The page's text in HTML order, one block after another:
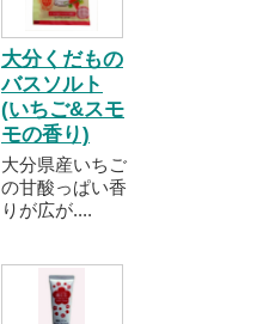
大分くだもの
バスソルト
(いちご&スモ
モの香り)
大分県産いちご
の甘酸っぱい香
りが広が....